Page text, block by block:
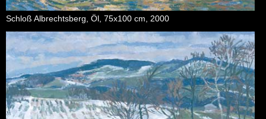
Schloß Al­brechts­berg, Öl, 75x100 cm, 2000